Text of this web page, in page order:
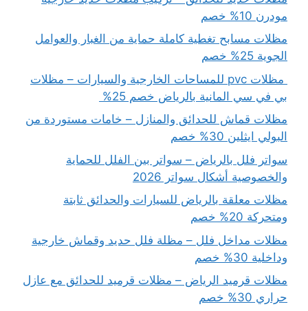
مودرن 10% خصم
مظلات مسابح تغطية كاملة حماية من الغبار والعوامل
الجوية 25% خصم
مظلات pvc للمساحات الخارجية والسيارات – مظلات
بي في سي المانية بالرياض خصم 25%
مظلات قماش للحدائق والمنازل – خامات مستوردة من
البولي ايثلين 30% خصم
سواتر فلل بالرياض – سواتر بين الفلل للحماية
والخصوصية أشكال سواتر 2026
مظلات معلقة بالرياض للسيارات والحدائق ثابتة
ومتحركة 20% خصم
مظلات مداخل فلل – مظلة فلل حديد وقماش خارجية
وداخلية 30% خصم
مظلات قرميد الرياض – مظلات قرميد للحدائق مع عازل
حراري 30% خصم